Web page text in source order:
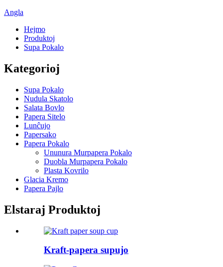
Angla
Hejmo
Produktoj
Supa Pokalo
Kategorioj
Supa Pokalo
Nudula Skatolo
Salata Bovlo
Papera Sitelo
Lunĉujo
Papersako
Papera Pokalo
Ununura Murpapera Pokalo
Duobla Murpapera Pokalo
Plasta Kovrilo
Glacia Kremo
Papera Pajlo
Elstaraj Produktoj
Kraft-papera supujo